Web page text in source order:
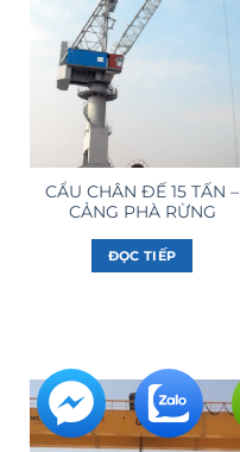
CẨU CHÂN ĐẾ 15 TẤN –
CẢNG PHÀ RỪNG
ĐỌC TIẾP